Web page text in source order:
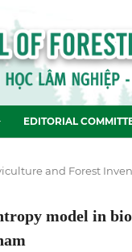
EDITORIAL
and Forest
model in